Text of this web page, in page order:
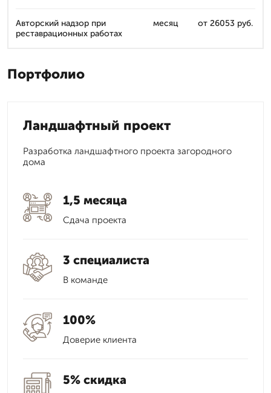
Авторский надзор при
реставрационных работах
месяц от 26053 руб.
Портфолио
Ландшафтный проект
Разработка ландшафтного проекта загородного
дома
1,5 месяца
Сдача проекта
3 специалиста
В команде
100%
Доверие клиента
5% скидка